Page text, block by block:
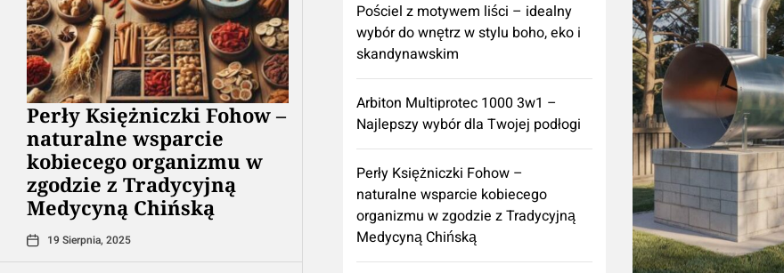
Perły Księżniczki Fohow –
naturalne wsparcie
kobiecego organizmu w
zgodzie z Tradycyjną
Medycyną Chińską
19 Sierpnia, 2025
Pościel z motywem liści – idealny
wybór do wnętrz w stylu boho, eko i
skandynawskim
Arbiton Multiprotec 1000 3w1 –
Najlepszy wybór dla Twojej podłogi
Perły Księżniczki Fohow –
naturalne wsparcie kobiecego
organizmu w zgodzie z Tradycyjną
Medycyną Chińską